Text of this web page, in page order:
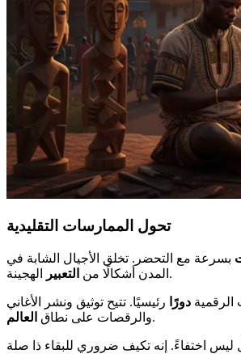
تحول الممارسات التقليدية
بسرعة مع التحضر. تخلق الأجيال الشابة في
المدن أشكالًا من التعبير الهجينة.
الرقمية دورًا
رئيسيًا. تتيح توثيق ونشر الأغاني
والرقصات على نطاق العالم .